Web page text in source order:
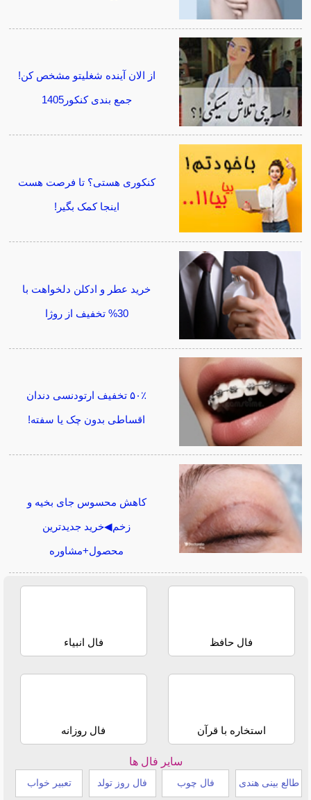
از الان آینده شغلیتو مشخص کن!
جمع بندی کنکور1405
کنکوری هستی؟ تا فرصت هست
اینجا کمک بگیر!
خرید عطر و ادکلن دلخواهت با
30% تخفیف از روژا
۵۰٪ تخفیف ارتودنسی دندان
اقساطی بدون چک یا سفته!
کاهش محسوس جای بخیه و
زخم◀خرید جدیدترین
محصول+مشاوره
فال حافظ فال انبیاء
استخاره با قرآن فال روزانه
سایر فال ها
طالع بینی هندی فال چوب فال روز تولد تعبیر خواب